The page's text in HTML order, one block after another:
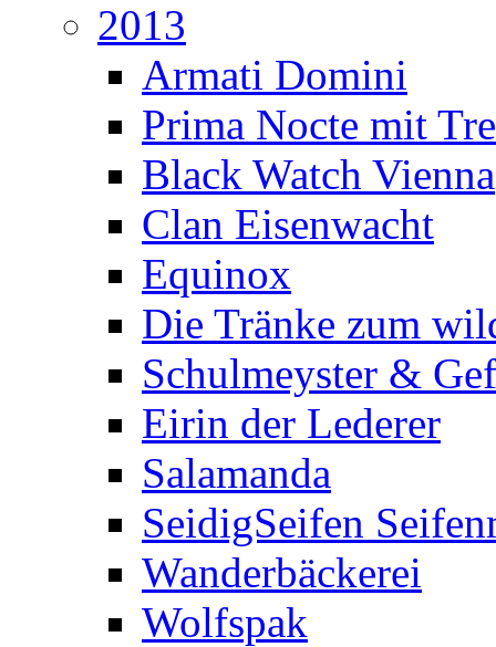
2013
Armati Domini
Prima Nocte mit
Black Watch Vienna
Clan Eisenwacht
Equinox
Die Tränke zum
Schulmeyster &
Eirin der Lederer
Salamanda
SeidigSeifen
Wanderbäckerei
Wolfspak